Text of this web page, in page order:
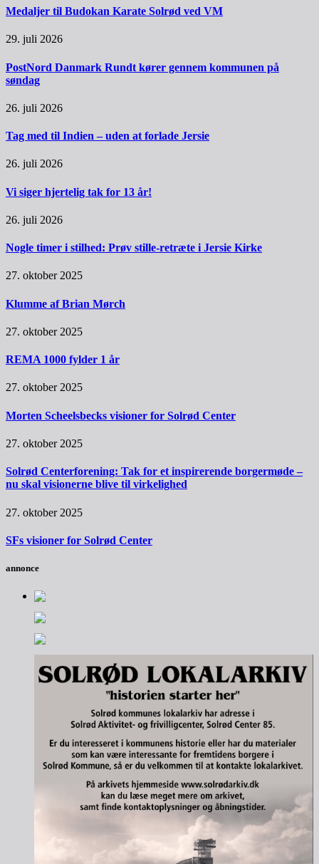
Medaljer til Budokan Karate Solrød ved VM
29. juli 2026
PostNord Danmark Rundt kører gennem kommunen på
søndag
26. juli 2026
Tag med til Indien – uden at forlade Jersie
26. juli 2026
Vi siger hjertelig tak for 13 år!
26. juli 2026
Nogle timer i stilhed: Prøv stille-retræte i Jersie Kirke
27. oktober 2025
Klumme af Brian Mørch
27. oktober 2025
REMA 1000 fylder 1 år
27. oktober 2025
Morten Scheelsbecks visioner for Solrød Center
27. oktober 2025
Solrød Centerforening: Tak for et inspirerende borgermøde –
nu skal visionerne blive til virkelighed
27. oktober 2025
SFs visioner for Solrød Center
annonce